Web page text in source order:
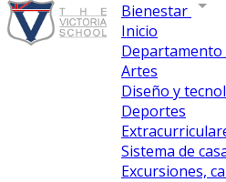
Bienestar
Inicio
Departamento
Artes
Diseño y
Deportes
Sistema de
Excursiones,